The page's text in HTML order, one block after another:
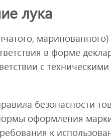
лука
в форме
с
безопасности
оформления
к